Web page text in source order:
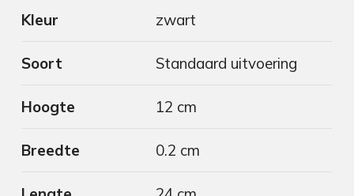
Kleur zwart
Soort Standaard uitvoering
Hoogte 12 cm
Breedte 0.2 cm